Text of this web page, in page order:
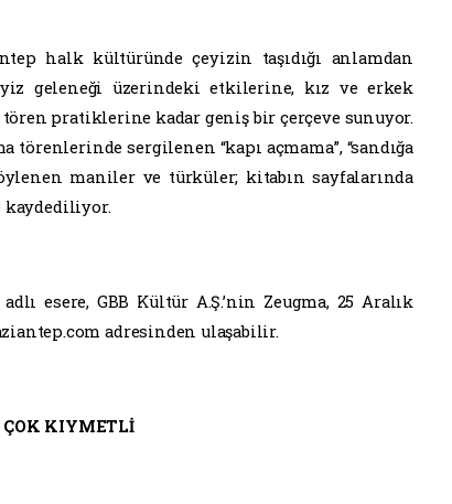
halk kültüründe çeyizin taşıdığı anlamdan
geleneği üzerindeki etkilerine, kız ve erkek
pratiklerine kadar geniş bir çerçeve sunuyor.
sergilenen “kapı açmama”, “sandığa
maniler ve türküler; kitabın sayfalarında
kaydediliyor.
esere, GBB Kültür A.Ş.’nin Zeugma, 25 Aralık
adresinden ulaşabilir.
ÇOK KIYMETLİ